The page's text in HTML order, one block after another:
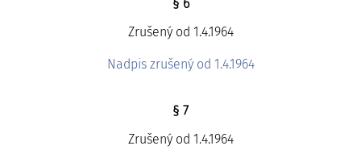
§ 6
Zrušený od 1.4.1964
Nadpis zrušený od 1.4.1964
§ 7
Zrušený od 1.4.1964